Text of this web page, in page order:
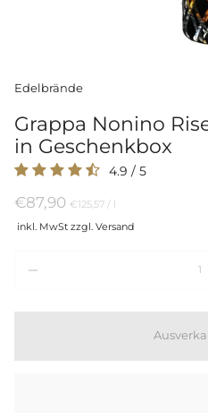
Edelbrände
Grappa Nonino
in Geschenkbox
4.9 / 5
€87,90 Preis
Einheit
€125,57 /per
l
inkl. MwSt zzgl. Versand